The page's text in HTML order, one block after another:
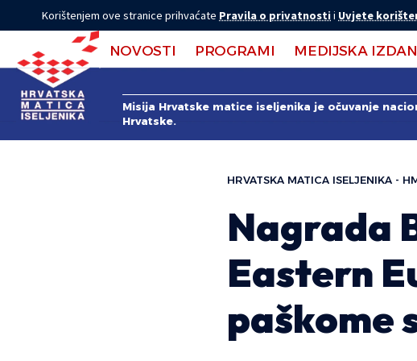
Korištenjem ove stranice prihvaćate Pravila o privatnostii Uvjete
NOVOSTI PROGRAMI MEDIJSKA
Misija Hrvatske matice iseljenika je očuvanje
Hrvatske.
HRVATSKA MATICA ISELJENIKA -
Nagrada
Eastern
paškome